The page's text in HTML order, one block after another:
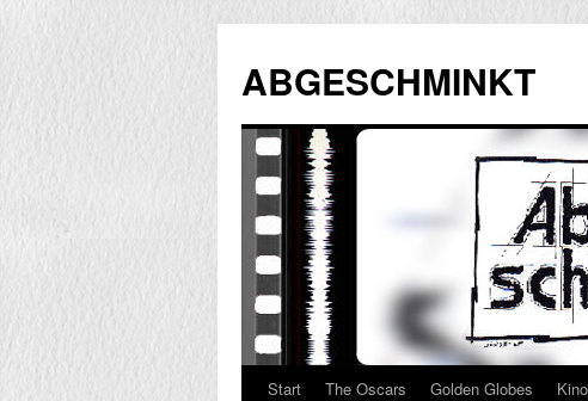
springen
ABGESCHMINKT
Start The Oscars Golden Globes